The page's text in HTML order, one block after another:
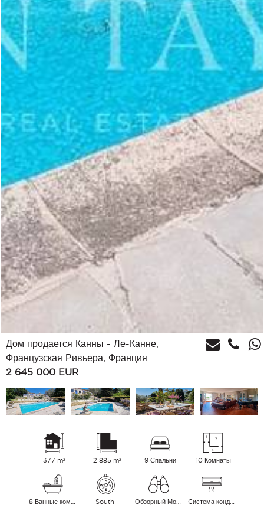
Дом продается Канны - Ле-Канне,
Французская Ривьера, Франция
2 645 000 EUR
377 m² 2 885 m² 9 Спальни 10 Комнаты
South